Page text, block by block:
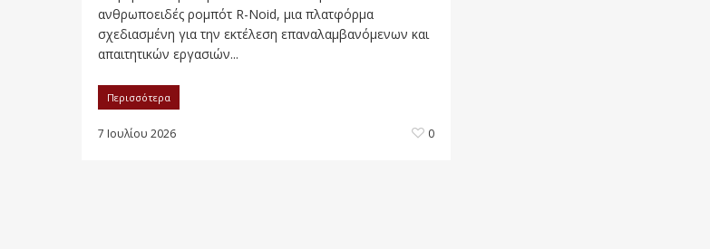
ανθρωποειδές ρομπότ R-Noid, μια πλατφόρμα
σχεδιασμένη για την εκτέλεση επαναλαμβανόμενων και
απαιτητικών εργασιών...
Περισσότερα
7 Ιουλίου 2026 0